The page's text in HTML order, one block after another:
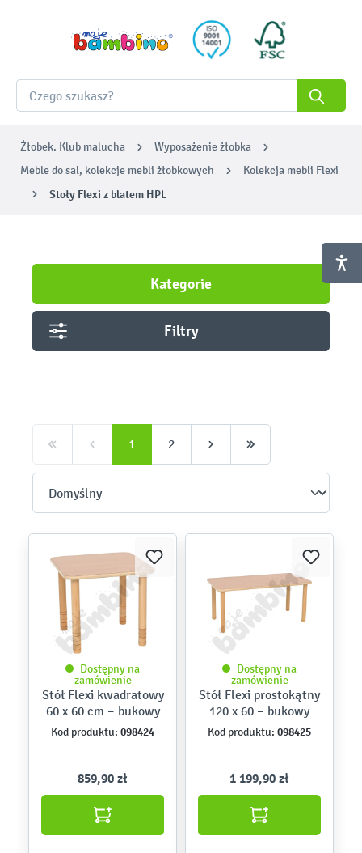
Żłobek. Klub malucha
Wyposażenie żłobka
Meble do sal, kolekcje mebli żłobkowych
Kolekcja mebli Flexi
Stoły Flexi z blatem HPL
Kategorie
Filtry
1 2
Dostępny na
zamówienie
Stół Flexi kwadratowy
60 x 60 cm – bukowy
Kod produktu: 098424
859,90 zł
Dostępny na
zamówienie
Stół Flexi prostokątny
120 x 60 – bukowy
Kod produktu: 098425
1 199,90 zł